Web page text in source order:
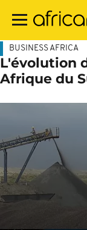
contenu
BUSINESS AFRICA
L'évolution
Afrique du